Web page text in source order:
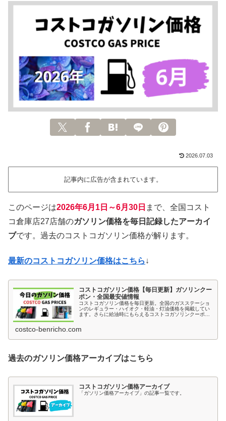
2026.07.03
記事内に広告が含まれています。
このページは2026年6月1日～6月30日 まで、全国コスト
コ倉庫店27店舗のガソリン価格を毎日記録したアーカイ
ブです。過去のコストコガソリン価格が解ります。
最新のコストコガソリン価格はこちら ↓
コストコガソリン価格【毎日更新】ガソリンクー
ポン・全国最安値情報
コストコガソリン価格を毎日更新。全国のガスステーショ
ンのレギュラー・ハイオク・軽油・灯油価格を掲載してい
ます。さらに給油時にもらえるコストコガソリンクーポン
costco-benricho.com
過去のガソリン価格アーカイブはこちら
コストコガソリン価格アーカイブ
「ガソリン価格アーカイブ」の記事一覧です。